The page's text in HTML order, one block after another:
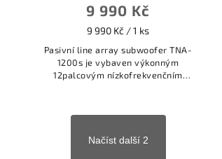
9 990 Kč
9 990 Kč / 1 ks
Pasivní line array subwoofer TNA-
1200s je vybaven výkonným
12palcovým nízkofrekvenčním
Načíst další 2